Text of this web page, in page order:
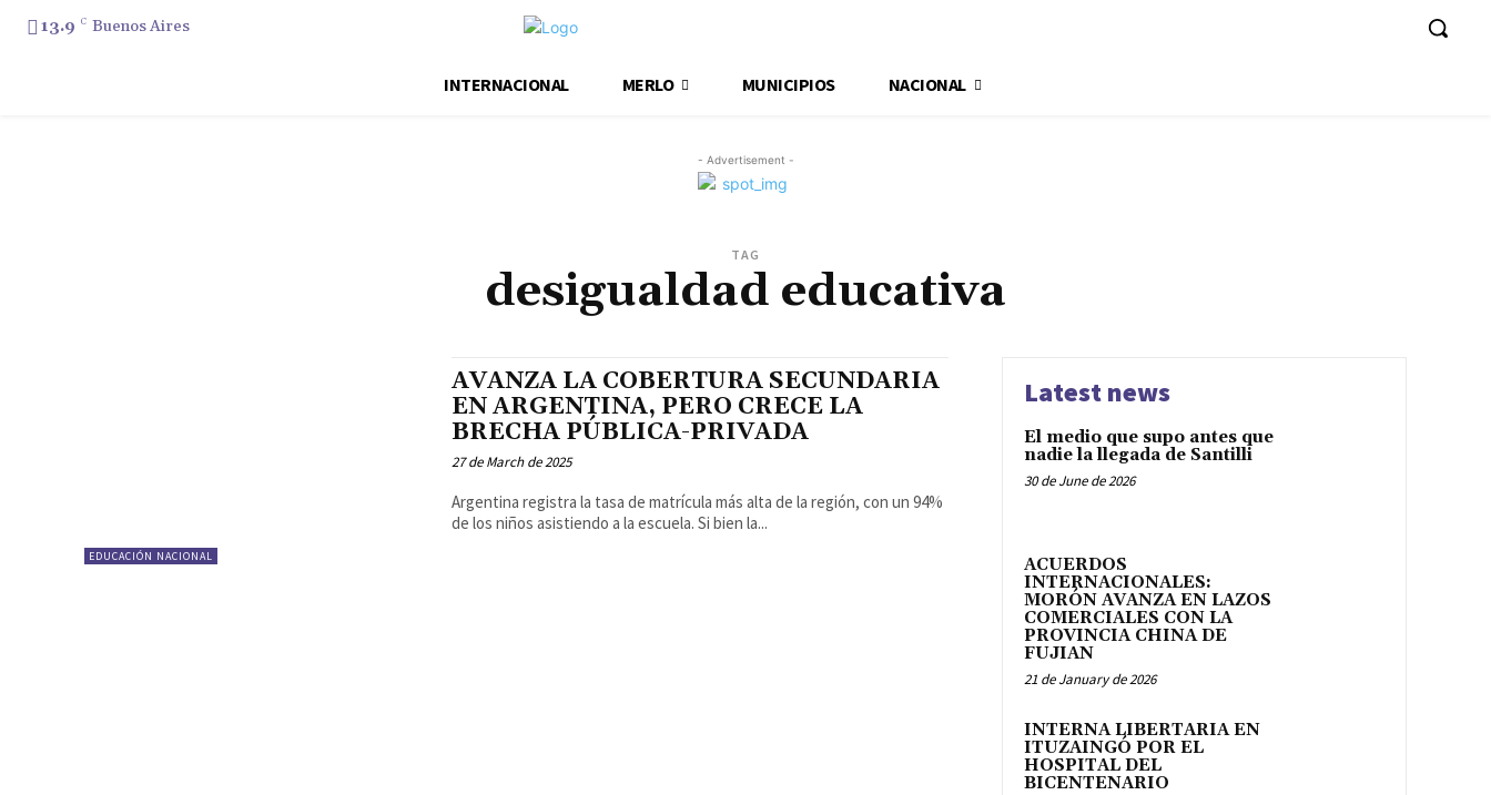
13.9 C Buenos Aires
INTERNACIONAL MERLO MUNICIPIOS NACIONAL
- Advertisement -
TAG
desigualdad educativa
EDUCACIÓN NACIONAL
AVANZA LA COBERTURA SECUNDARIA
EN ARGENTINA, PERO CRECE LA
BRECHA PÚBLICA-PRIVADA
27 de March de 2025
Argentina registra la tasa de matrícula más alta de la región, con un 94%
de los niños asistiendo a la escuela. Si bien la...
Latest news
El medio que supo antes que
nadie la llegada de Santilli
30 de June de 2026
ACUERDOS
INTERNACIONALES:
MORÓN AVANZA EN LAZOS
COMERCIALES CON LA
PROVINCIA CHINA DE
FUJIAN
21 de January de 2026
INTERNA LIBERTARIA EN
ITUZAINGÓ POR EL
HOSPITAL DEL
BICENTENARIO